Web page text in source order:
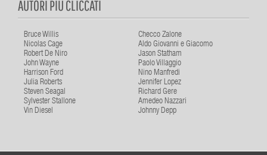
AUTORI PIU CLICCATI
Bruce Willis
Checco Zalone
Nicolas Cage
Aldo Giovanni e Giacomo
Robert De Niro
Jason Statham
John Wayne
Paolo Villaggio
Harrison Ford
Nino Manfredi
Julia Roberts
Jennifer Lopez
Steven Seagal
Richard Gere
Sylvester Stallone
Amedeo Nazzari
Vin Diesel
Johnny Depp